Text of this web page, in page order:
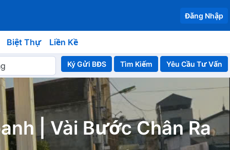
Đăng Nhập
Biệt Thự Liền Kề
Ký Gửi BĐS Yêu Cầu Tư Vấn
| Vài Bước Chân Ra